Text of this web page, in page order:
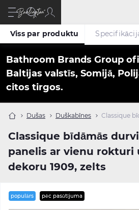
Bathroom Brands Group
Baltijas valstīs, Somijā,
citos tirgos.
Dušas Duškabīnes Classique
Classique bīdāmās
panelis ar vienu rokturi
dekoru 1909, zelts
Viss par produktu
populārs pēc pasūtījuma